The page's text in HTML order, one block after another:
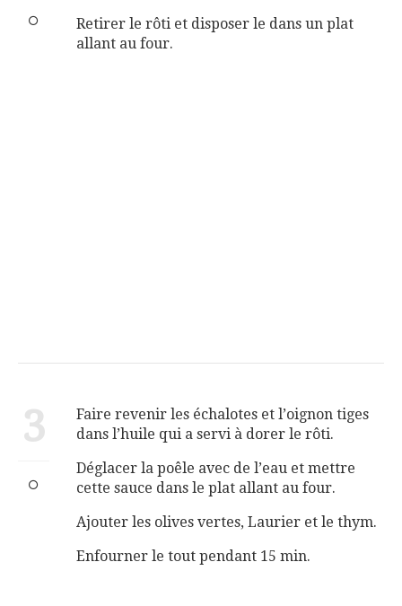
Retirer le rôti et disposer le dans un plat
allant au four.
3
Faire revenir les échalotes et l’oignon tiges
dans l’huile qui a servi à dorer le rôti.
Déglacer la poêle avec de l’eau et mettre
cette sauce dans le plat allant au four.
Ajouter les olives vertes, Laurier et le thym.
Enfourner le tout pendant 15 min.